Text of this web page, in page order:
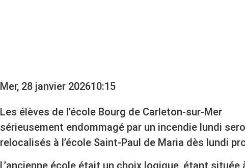
Mer, 28 janvier 202610:15
Les élèves de l’école Bourg de Carleton-sur-Mer
sérieusement endommagé par un incendie lundi
relocalisés à l’école Saint-Paul de Maria dès lundi
L’ancienne école était un choix logique, étant située